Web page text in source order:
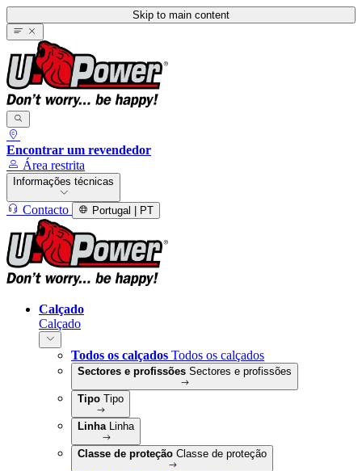
Skip to main content
Encontrar um revendedor
Área restrita
Informações técnicas
Contacto Portugal | PT
Calçado
Calçado
Todos os calçados Todos os calçados
Sectores e profissões Sectores e profissões
Tipo Tipo
Linha Linha
Classe de proteção Classe de proteção